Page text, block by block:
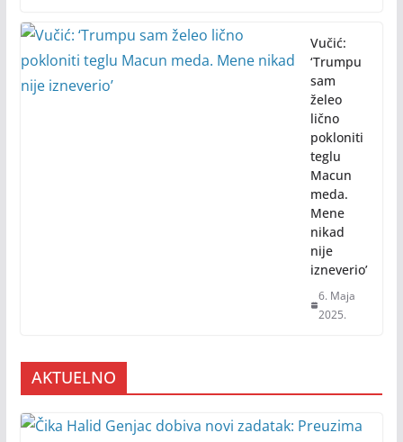
Vučić:
‘Trumpu
sam
želeo
lično
pokloniti
teglu
Macun
meda.
Mene
nikad
nije
izneverio’
6. Maja
2025.
AKTUELNO